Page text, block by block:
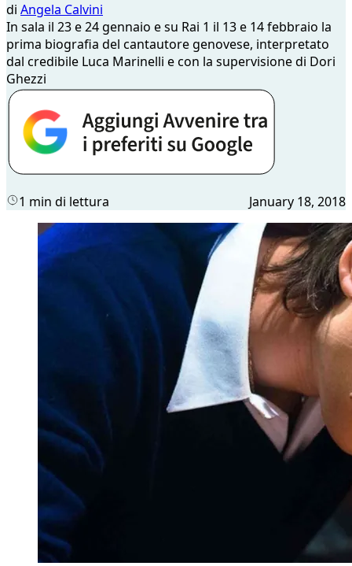
di Angela Calvini
In sala il 23 e 24 gennaio e su Rai 1 il 13 e 14 febbraio la
prima biografia del cantautore genovese, interpretato
dal credibile Luca Marinelli e con la supervisione di Dori
Ghezzi
1 min di lettura January 18, 2018